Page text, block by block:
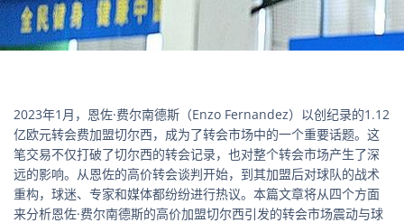
2023年1月，恩佐·费尔南德斯（Enzo Fernandez）以创纪录的1.12
亿欧元转会费加盟切尔西，成为了转会市场中的一个重要话题。这
笔交易不仅打破了切尔西的转会记录，也对整个转会市场产生了深
远的影响。从恩佐的高价转会谈判开始，到其加盟后对球队的战术
重构，球迷、专家和媒体都纷纷进行热议。本篇文章将从四个方面
来分析恩佐·费尔南德斯的高价加盟切尔西引发的转会市场震动与球